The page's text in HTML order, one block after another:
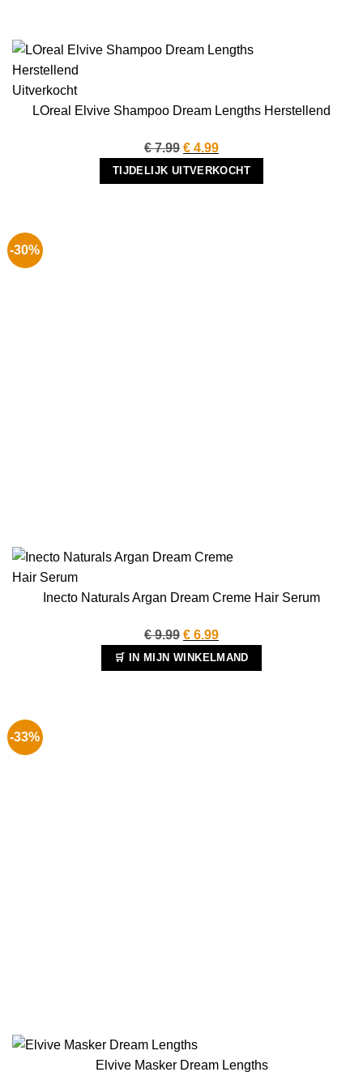
Uitverkocht
LOreal Elvive Shampoo Dream Lengths Herstellend
€7.99 Oorspronkelijke
prijs
was:
€ 4.99Huidige
prijs
is:
TIJDELIJK UITVERKOCHT
-30%
Inecto Naturals Argan Dream Creme Hair Serum
€9.99 Oorspronkelijke
prijs
was:
€ 6.99Huidige
prijs
is:
🛒 IN MIJN WINKELMAND
-33%
Elvive Masker Dream Lengths